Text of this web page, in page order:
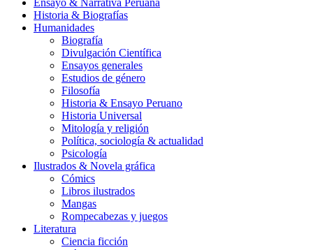
Ensayo & Narrativa Peruana
Historia & Biografías
Humanidades
Biografía
Divulgación Científica
Ensayos generales
Estudios de género
Filosofía
Historia & Ensayo Peruano
Historia Universal
Mitología y religión
Política, sociología & actualidad
Psicología
Ilustrados & Novela gráfica
Cómics
Libros ilustrados
Mangas
Rompecabezas y juegos
Literatura
Ciencia ficción